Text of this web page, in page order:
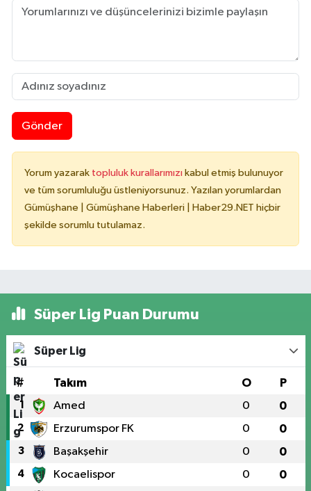
Gönder
Yorum yazarak topluluk kurallarımızı kabul etmiş bulunuyor
ve tüm sorumluluğu üstleniyorsunuz. Yazılan yorumlardan
Gümüşhane | Gümüşhane Haberleri | Haber29.NET hiçbir
şekilde sorumlu tutulamaz.
Süper Lig Puan Durumu
Süper Lig
# Takım O P
1 Amed 0 0
2 Erzurumspor FK 0 0
3 Başakşehir 0 0
4 Kocaelispor 0 0